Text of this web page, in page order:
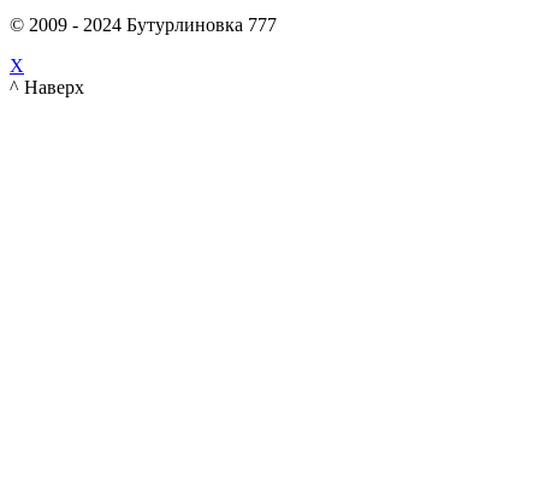
© 2009 - 2024 Бутурлиновка 777
X
^ Наверх